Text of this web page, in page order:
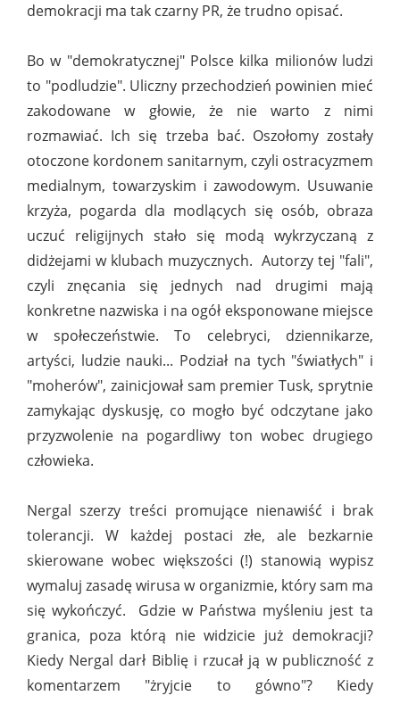
demokracji ma tak czarny PR, że trudno opisać.
Bo w "demokratycznej" Polsce kilka milionów ludzi
to "podludzie". Uliczny przechodzień powinien mieć
zakodowane w głowie, że nie warto z nimi
rozmawiać. Ich się trzeba bać. Oszołomy zostały
otoczone kordonem sanitarnym, czyli ostracyzmem
medialnym, towarzyskim i zawodowym. Usuwanie
krzyża, pogarda dla modlących się osób, obraza
uczuć religijnych stało się modą wykrzyczaną z
didżejami w klubach muzycznych. Autorzy tej "fali",
czyli znęcania się jednych nad drugimi mają
konkretne nazwiska i na ogół eksponowane miejsce
w społeczeństwie. To celebryci, dziennikarze,
artyści, ludzie nauki... Podział na tych "światłych" i
"moherów", zainicjował sam premier Tusk, sprytnie
zamykając dyskusję, co mogło być odczytane jako
przyzwolenie na pogardliwy ton wobec drugiego
człowieka.
Nergal szerzy treści promujące nienawiść i brak
tolerancji. W każdej postaci złe, ale bezkarnie
skierowane wobec większości (!) stanowią wypisz
wymaluj zasadę wirusa w organizmie, który sam ma
się wykończyć. Gdzie w Państwa myśleniu jest ta
granica, poza którą nie widzicie już demokracji?
Kiedy Nergal darł Biblię i rzucał ją w publiczność z
komentarzem "żryjcie to gówno"? Kiedy